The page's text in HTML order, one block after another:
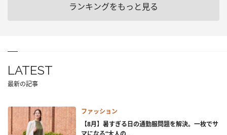
ランキングをもっと見る
LATEST
最新の記事
ファッション
【8月】暑すぎる日の通勤服問題を解決。一枚でサ